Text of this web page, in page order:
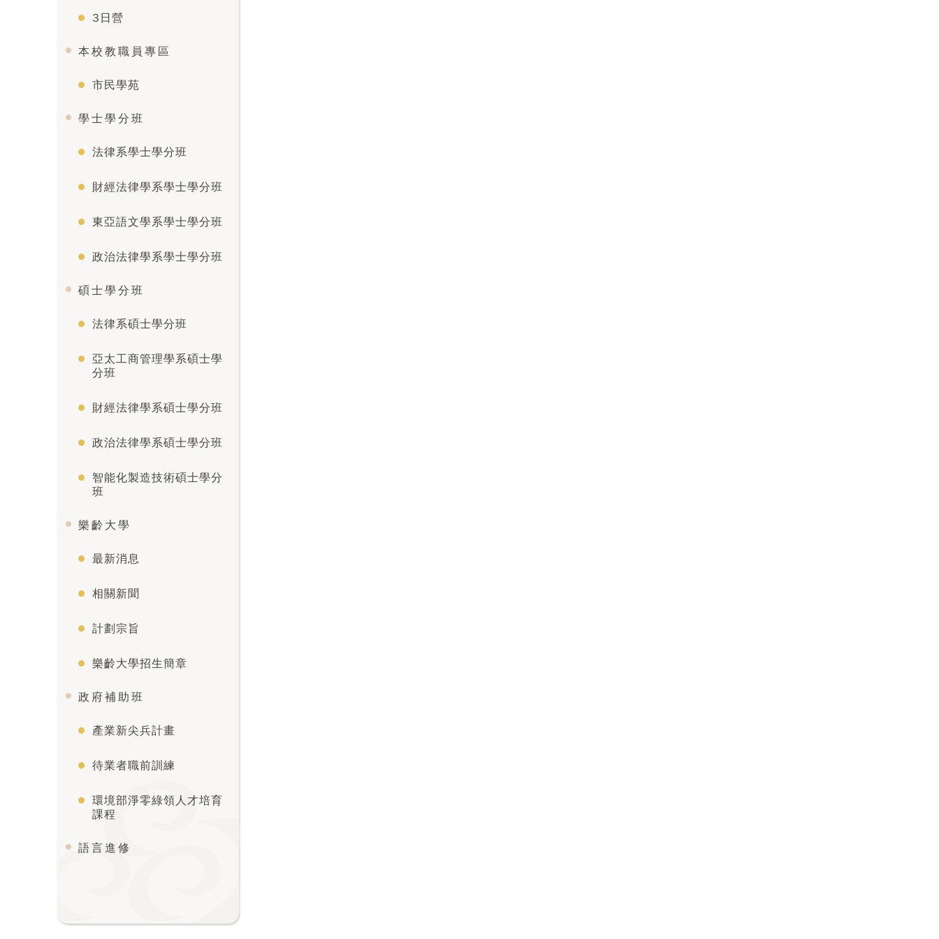
3日營
本校教職員專區
市民學苑
學士學分班
法律系學士學分班
財經法律學系學士學分班
東亞語文學系學士學分班
政治法律學系學士學分班
碩士學分班
法律系碩士學分班
亞太工商管理學系碩士學
分班
財經法律學系碩士學分班
政治法律學系碩士學分班
智能化製造技術碩士學分
班
樂齡大學
最新消息
相關新聞
計劃宗旨
樂齡大學招生簡章
政府補助班
產業新尖兵計畫
待業者職前訓練
環境部淨零綠領人才培育
課程
語言進修